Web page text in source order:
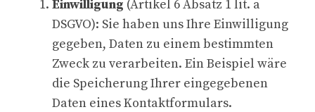
Einwilligung (Artikel 6 Absatz 1 lit. a
DSGVO): Sie haben uns Ihre Einwilligung
gegeben, Daten zu einem bestimmten
Zweck zu verarbeiten. Ein Beispiel wäre
die Speicherung Ihrer eingegebenen
Daten eines Kontaktformulars.